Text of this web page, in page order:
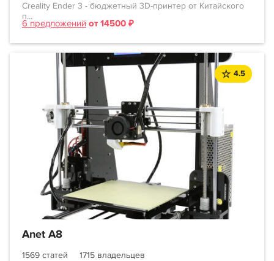
Creality Ender 3 - бюджетный 3D-принтер от Китайского
п...
6 предложений от 14500 ₽
4.5
Anet A8
1569 статей
1715 владельцев